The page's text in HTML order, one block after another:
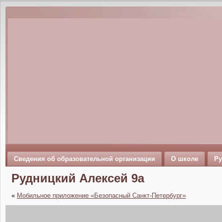
Сведения об образовательной организации О школе
Рудницкий Алексей 9а
« Мобильное приложение «Безопасный Санкт-Петербург»